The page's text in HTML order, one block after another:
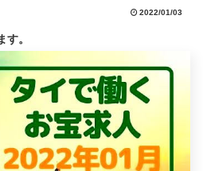
2022/01/03
す。